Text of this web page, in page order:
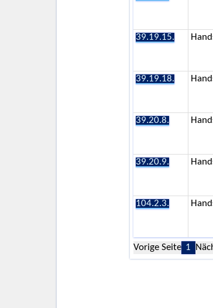
39.19.15.
39.19.18.
39.20.8.
39.20.9.
104.2.3.
Vorige Seite 1